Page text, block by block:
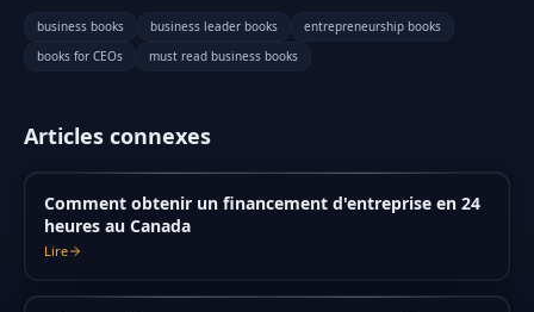
business books business leader books
entrepreneurship books
books for CEOs
must read business books
Articles connexes
Comment obtenir un financement d'entreprise en 24
heures au Canada
Lire